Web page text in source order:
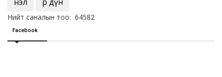
Нийт саналын тоо: 64582
Facebook